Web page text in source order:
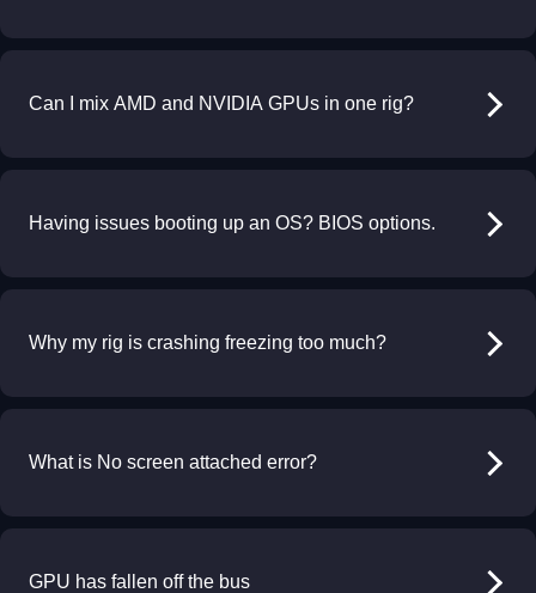
Can I mix AMD and NVIDIA GPUs in one rig?
Having issues booting up an OS? BIOS options.
Why my rig is crashing freezing too much?
What is No screen attached error?
GPU has fallen off the bus